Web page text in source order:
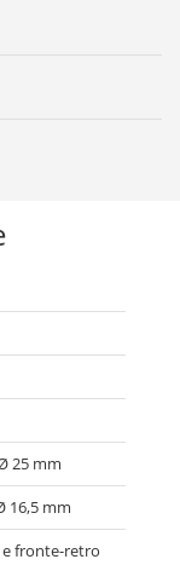
25 mm
16,5 mm
e fronte-retro